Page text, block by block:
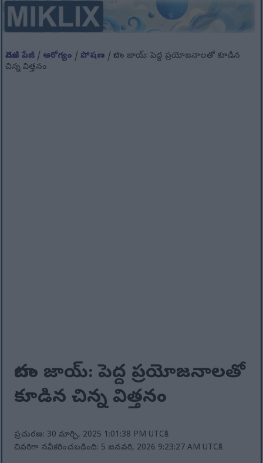
మొదటి పేజీ / ఆరోగ్యం /పోషణ / బాదం జాయ్: పెద్ద ప్రయోజనాలతో కూడిన
చిన్న విత్తనం
బాదం జాయ్: పెద్ద ప్రయోజనాలతో
కూడిన చిన్న విత్తనం
ప్రచురణ: 30 మార్చి, 2025 1:01:38 PM UTCకి
చివరిగా నవీకరించబడింది: 5 జనవరి, 2026 9:23:27 AM UTCకి